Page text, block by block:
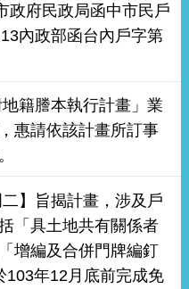
政府民政局函中市民戶
內政部函台內戶字第
籍謄本執行計畫」業
惠請依該計畫所訂事
】旨揭計畫，涉及戶
「具土地共有關係者
增編及合併門牌編釘
103年12月底前完成免